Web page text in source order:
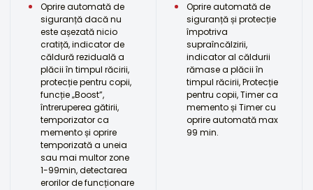
Oprire automată de
siguranță dacă nu
este așezată nicio
cratiță, indicator de
căldură reziduală a
plăcii în timpul răcirii,
protecție pentru copii,
funcție „Boost”,
întreruperea gătirii,
temporizator ca
memento și oprire
temporizată a uneia
sau mai multor zone
1-99min, detectarea
erorilor de funcționare
Oprire automată de
siguranță și protecție
împotriva
supraîncălzirii,
indicator al căldurii
rămase a plăcii în
timpul răcirii, Protecție
pentru copii, Timer ca
memento și Timer cu
oprire automată max
99 min.